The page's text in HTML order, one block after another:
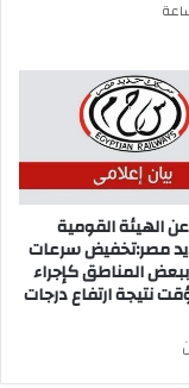
الهيئة القومية
مصر:تخفيض سرعات
المناطق كإجراء
نتيجة ارتفاع درجات